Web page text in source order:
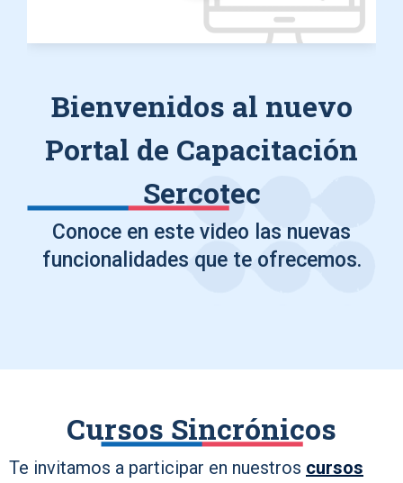
Bienvenidos al nuevo
Portal de Capacitación
Sercotec
Conoce en este video las nuevas
funcionalidades que te ofrecemos.
Cursos Sincrónicos
Te invitamos a participar en nuestros cursos